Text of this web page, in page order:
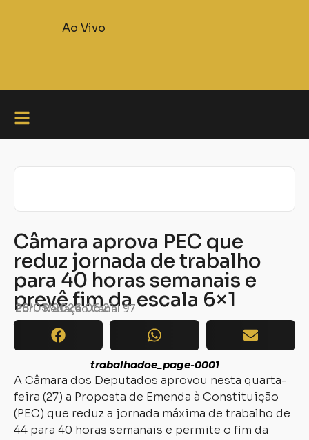
Ao Vivo
Câmara aprova PEC que
reduz jornada de trabalho
para 40 horas semanais e
prevê fim da escala 6×1
Por: Redação Canal 97
28/05/2026 06:21
trabalhadoe_page-0001
A Câmara dos Deputados aprovou nesta quarta-
feira (27) a Proposta de Emenda à Constituição
(PEC) que reduz a jornada máxima de trabalho de
44 para 40 horas semanais e permite o fim da